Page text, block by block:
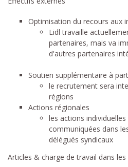
Optimisation du recours aux
Lidl travaille
partenaires, mais va
d'autres partenaires
Soutien supplémentaire à
le recrutement sera
régions
Actions régionales
les actions
communiquées dans
délégués syndicaux
Articles & charge de travail dans les